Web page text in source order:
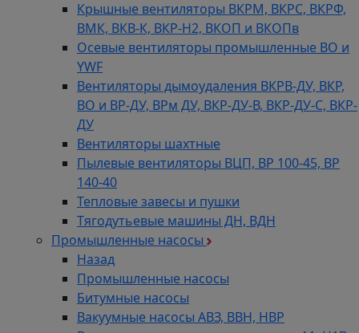
Крышные вентиляторы ВКРМ, ВКРС, ВКРФ,
ВМК, ВКВ-К, ВКР-Н2, ВКОП и ВКОПв
Осевые вентиляторы промышленные ВО и
YWF
Вентиляторы дымоудаления ВКРВ-ДУ, ВКР,
ВО и ВР-ДУ, ВРм ДУ, ВКР-ДУ-В, ВКР-ДУ-С, ВКР-
ДУ
Вентиляторы шахтные
Пылевые вентиляторы ВЦП, ВР 100-45, ВР
140-40
Тепловые завесы и пушки
Тягодутьевые машины ДН, ВДН
Промышленные насосы
Назад
Промышленные насосы
Битумные насосы
Вакуумные насосы АВЗ, ВВН, НВР